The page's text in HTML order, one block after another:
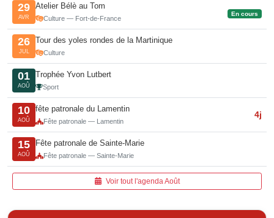
29
AVR
Atelier Bélè au Tom
Culture — Fort-de-France
En cours
26
JUL
Tour des yoles rondes de la Martinique
Culture
01
AOÛ
Trophée Yvon Lutbert
Sport
10
AOÛ
fête patronale du Lamentin
Fête patronale — Lamentin
4j
15
AOÛ
Fête patronale de Sainte-Marie
Fête patronale — Sainte-Marie
Voir tout l'agenda Août